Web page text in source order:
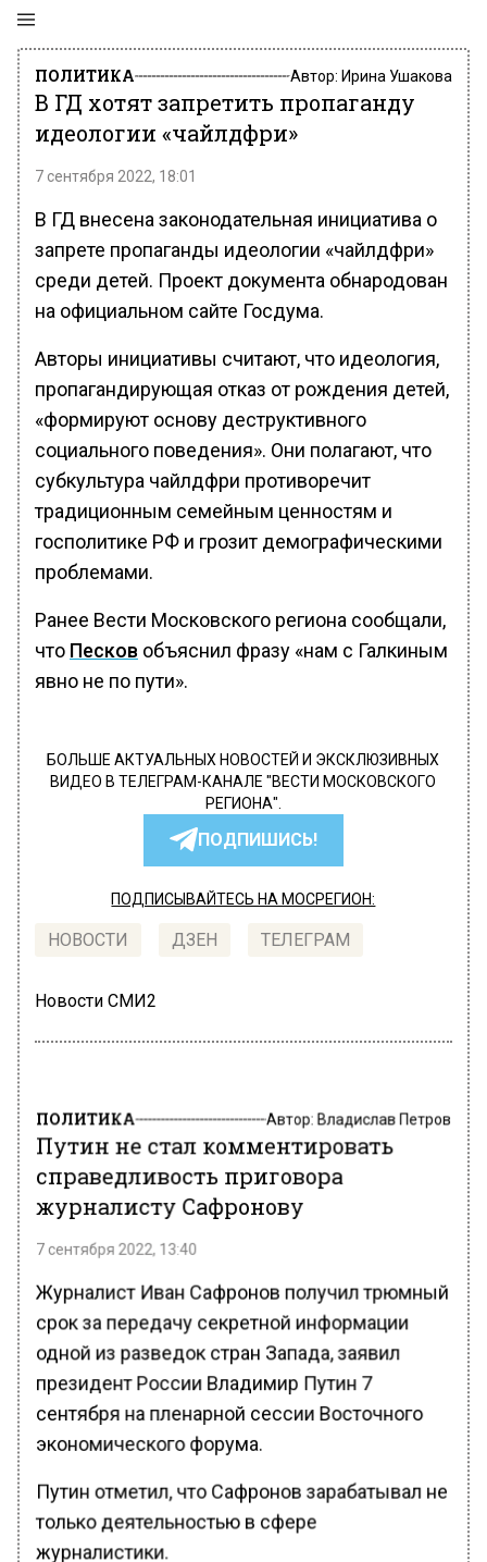
ПОЛИТИКА Автор: Ирина Ушакова
В ГД хотят запретить пропаганду
идеологии «чайлдфри»
7 сентября 2022, 18:01
В ГД внесена законодательная инициатива о
запрете пропаганды идеологии «чайлдфри»
среди детей. Проект документа обнародован
на официальном сайте Госдума.
Авторы инициативы считают, что идеология,
пропагандирующая отказ от рождения детей,
«формируют основу деструктивного
социального поведения». Они полагают, что
субкультура чайлдфри противоречит
традиционным семейным ценностям и
госполитике РФ и грозит демографическими
проблемами.
Ранее Вести Московского региона сообщали,
что Песков объяснил фразу «нам с Галкиным
явно не по пути».
БОЛЬШЕ АКТУАЛЬНЫХ НОВОСТЕЙ И ЭКСКЛЮЗИВНЫХ
ВИДЕО В ТЕЛЕГРАМ-КАНАЛЕ "ВЕСТИ МОСКОВСКОГО
РЕГИОНА".
ПОДПИШИСЬ!
ПОДПИСЫВАЙТЕСЬ НА МОСРЕГИОН:
НОВОСТИ ДЗЕН ТЕЛЕГРАМ
Новости СМИ2
ПОЛИТИКА Автор: Владислав Петров
Путин не стал комментировать
справедливость приговора
журналисту Сафронову
7 сентября 2022, 13:40
Журналист Иван Сафронов получил трюмный
срок за передачу секретной информации
одной из разведок стран Запада, заявил
президент России Владимир Путин 7
сентября на пленарной сессии Восточного
экономического форума.
Путин отметил, что Сафронов зарабатывал не
только деятельностью в сфере
журналистики.